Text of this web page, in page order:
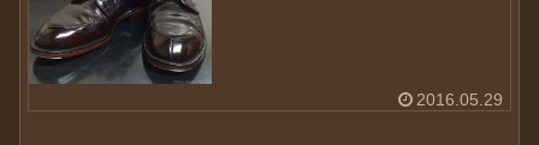
2016.05.29